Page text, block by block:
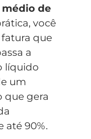
de
você
que
a
líquido
um
que gera
até 90%.